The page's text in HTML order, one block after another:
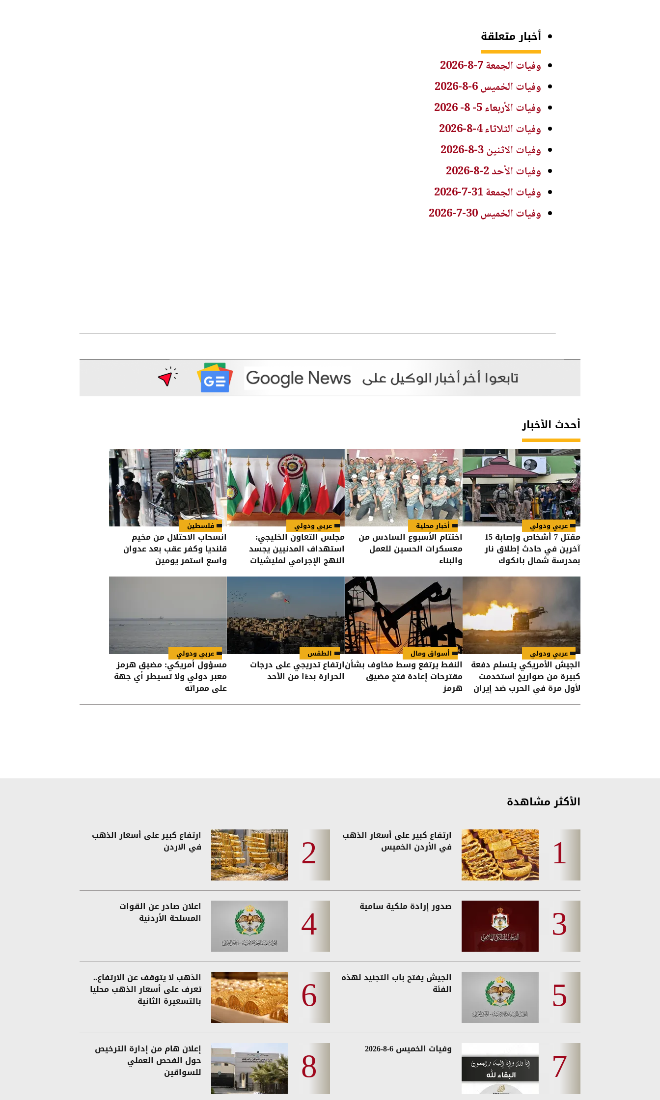
أخبار متعلقة
وفيات الجمعة 7-8-2026
وفيات الخميس 6-8-2026
وفيات الأربعاء 5- 8- 2026
وفيات الثلاثاء 4-8-2026
وفيات الاثنين 3-8-2026
وفيات الأحد 2-8-2026
وفيات الجمعة 31-7-2026
وفيات الخميس 30-7-2026
أحدث الأخبار
عربي ودولي
مقتل 7 أشخاص وإصابة 15
آخرين في حادث إطلاق نار
بمدرسة شمال بانكوك
أخبار محلية
اختتام الأسبوع السادس من
معسكرات الحسين للعمل
والبناء
عربي ودولي
مجلس التعاون الخليجي:
استهداف المدنيين يجسد
النهج الإجرامي لمليشيات
فلسطين
انسحاب الاحتلال من مخيم
قلنديا وكفر عقب بعد عدوان
واسع استمر يومين
عربي ودولي
الجيش الأمريكي يتسلم دفعة
كبيرة من صواريخ استخدمت
لأول مرة في الحرب ضد إيران
أسواق ومال
النفط يرتفع وسط مخاوف بشأن
مقترحات إعادة فتح مضيق
هرمز
الطقس
ارتفاع تدريجي على درجات
الحرارة بدءًا من الأحد
عربي ودولي
مسؤول أمريكي: مضيق هرمز
معبر دولي ولا تسيطر أي جهة
على ممراته
الأكثر مشاهدة
ارتفاع كبير على أسعار الذهب
في الأردن الخميس
ارتفاع كبير على أسعار الذهب
في الاردن
صدور إرادة ملكية سامية اعلان صادر عن القوات
المسلحة الأردنية
الجيش يفتح باب التجنيد لهذه
الفئة
الذهب لا يتوقف عن الارتفاع..
تعرف على أسعار الذهب محليا
بالتسعيرة الثانية
وفيات الخميس 6-8-2026 إعلان هام من إدارة الترخيص
حول الفحص العملي
للسواقين